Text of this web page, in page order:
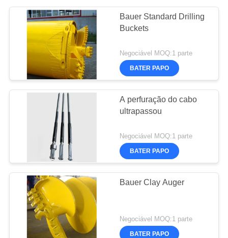
Bauer Standard Drilling
Buckets
Negociável MOQ:1 parte
BATER PAPO
A perfuração do cabo
ultrapassou
Negociável MOQ:1 parte
BATER PAPO
Bauer Clay Auger
Negociável MOQ:1 parte
BATER PAPO